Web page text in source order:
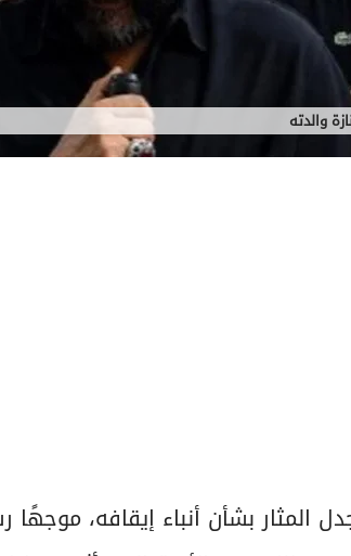
والدته
المثار بشأن أنباء إيقافه، موجهًا